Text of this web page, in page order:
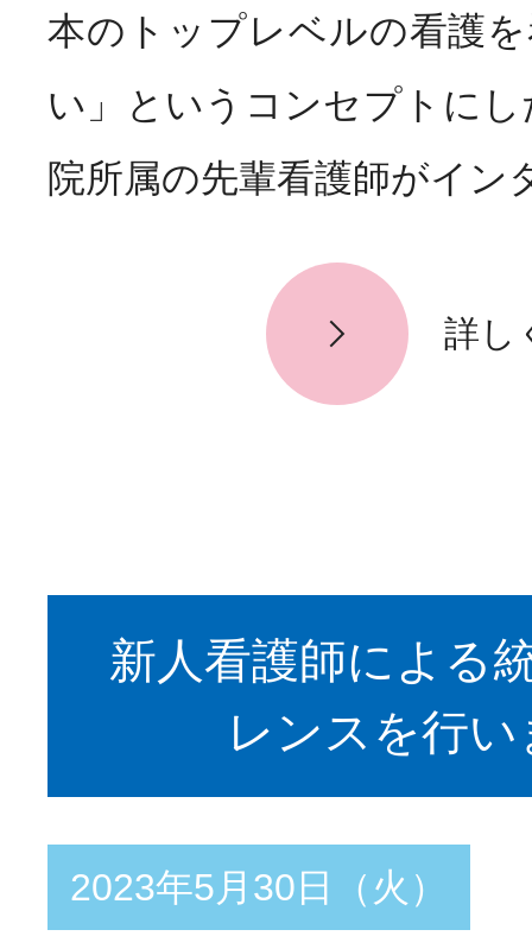
本のトップレベルの看護
い」というコンセプトに
院所属の先輩看護師がイ
詳し
新人看護師による
レンスを行
2023年5月30日（火）